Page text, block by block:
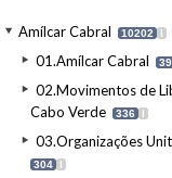
Amílcar Cabral 10202 I
01.Amílcar Cabral 39
02.Movimentos de
Cabo Verde
336 I
03.Organizações
304 I